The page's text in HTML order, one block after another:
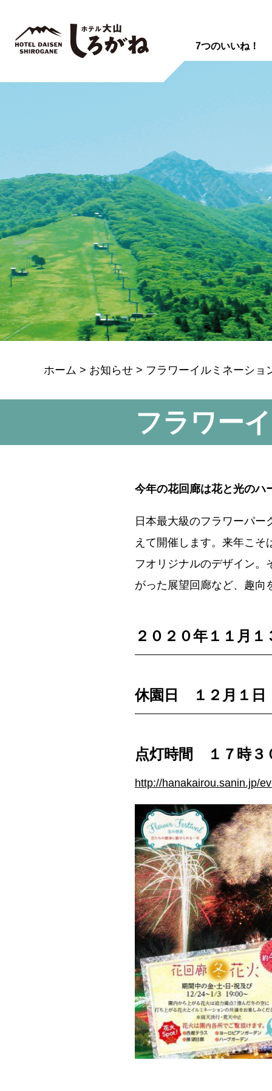
7つのいいね！
ホーム > お知らせ > フラワーイルミネーショ
フラワー
今年の花回廊は花と光のハ
日本最大級のフラワーパ
えて開催します。来年こ
フオリジナルのデザイン。
がった展望回廊など、趣向
２０２０年１１月
休園日 １２月１日
点灯時間 １７時３
http://hanakairou.sanin.jp/